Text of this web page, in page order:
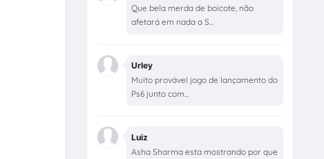
Que bela merda de boicote, não
afetará em nada a S...
Urley
Muito provável jogo de lançamento do
Ps6 junto com...
Luiz
Asha Sharma esta mostrando por que